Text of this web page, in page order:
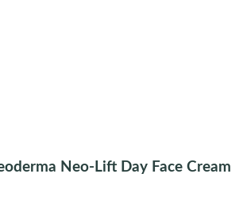
Neo-Lift Day Face Cream